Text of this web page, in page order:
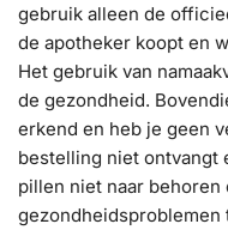
gebruik alleen de
de apotheker koopt en
Het gebruik van
de gezondheid.
erkend en heb je geen
bestelling niet ontvangt
pillen niet naar
gezondheidsproblemen